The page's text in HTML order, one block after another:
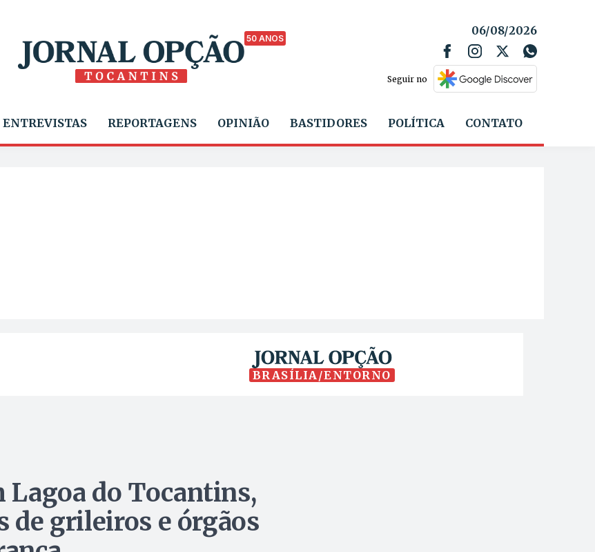
50 ANOS
06/08/2026
Seguir no
ENTREVISTAS REPORTAGENS OPINIÃO BASTIDORES POLÍTICA CONTATO
BRASÍLIA/ENTORNO
Lagoa do Tocantins,
de grileiros e órgãos